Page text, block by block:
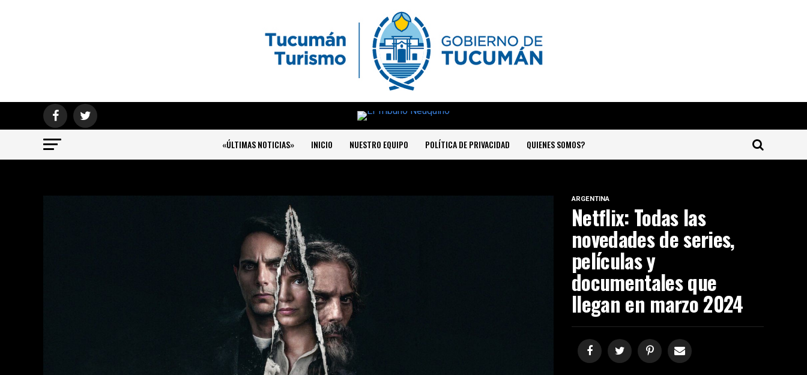
«ÚLTIMAS NOTICIAS» INICIO NUESTRO EQUIPO POLÍTICA DE PRIVACIDAD QUIENES SOMOS?
ARGENTINA
Netflix: Todas las
novedades de series,
películas y
documentales que
llegan en marzo 2024